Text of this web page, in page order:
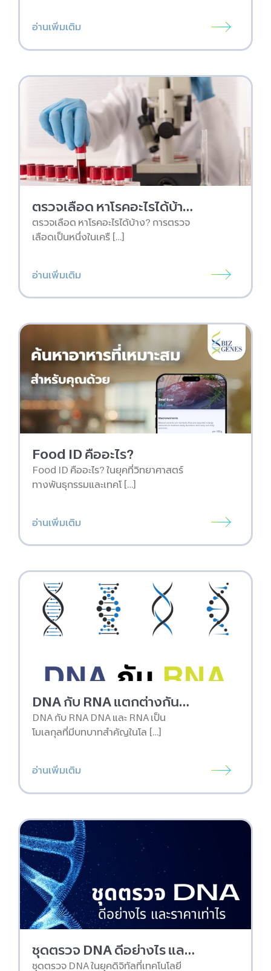
อ่านเพิ่มเติม
ตรวจเลือด หาโรคอะไรได้บ้าง?
ตรวจเลือด หาโรคอะไรได้บ้าง? การตรวจ
เลือดเป็นหนึ่งในเครื […]
อ่านเพิ่มเติม
Food ID คืออะไร?
Food ID คืออะไร? ในยุคที่วิทยาศาสตร์
ทางพันธุกรรมและเทคโ […]
อ่านเพิ่มเติม
DNA กับ RNA แตกต่างกันอย่างไร
DNA กับ RNA DNA และ RNA เป็น
โมเลกุลที่มีบทบาทสำคัญในโล […]
อ่านเพิ่มเติม
ชุดตรวจ DNA ดีอย่างไร และ ราคาเท่าไหร่
ชุดตรวจ DNA ในยุคดิจิทัลที่เทคโนโลยี